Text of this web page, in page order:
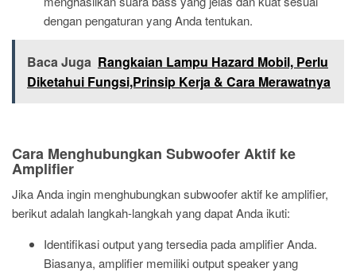
dengan pengaturan yang Anda tentukan.
Baca Juga Rangkaian Lampu Hazard Mobil, Perlu
Diketahui Fungsi,Prinsip Kerja & Cara Merawatnya
Cara Menghubungkan Subwoofer Aktif ke
Amplifier
Jika Anda ingin menghubungkan subwoofer aktif ke amplifier,
berikut adalah langkah-langkah yang dapat Anda ikuti:
Identifikasi output yang tersedia pada amplifier Anda.
Biasanya, amplifier memiliki output speaker yang